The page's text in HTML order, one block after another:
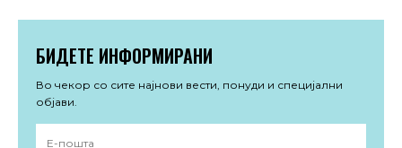
БИДЕТЕ ИНФОРМИРАНИ
Во чекор со сите најнови вести, понуди и специјални
објави.